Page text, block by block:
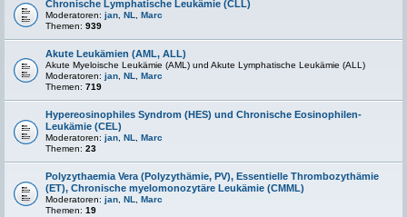
Chronische Lymphatische Leukämie (CLL)
Moderatoren: jan NL
Marc
Themen: 939
Akute Leukämien (AML, ALL)
Akute Myeloische Leukämie (AML) und Akute Lymphatische Leukämie (ALL)
Moderatoren: jan NL
Marc
Themen: 719
Hypereosinophiles Syndrom (HES) und Chronische Eosinophilen-
Leukämie (CEL)
Moderatoren: jan NL
Marc
Themen: 23
Polyzythaemia Vera (Polyzythämie, PV), Essentielle Thrombozythämie
(ET), Chronische myelomonozytäre Leukämie (CMML)
Moderatoren: jan NL
Marc
Themen: 19